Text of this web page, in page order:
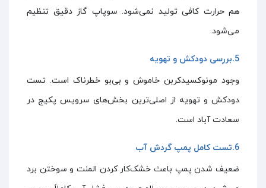
هم حرارت کافی تولید نمی‌شود. سوپاپ گاز دقیق تنظیم
می‌شود.
5.بررسی دودکش و تهویه
وجود مونوکسیدکربن خاموش و بی‌بو خطرناک است. تست
دودکش و تهویه از اصلی‌ترین بخش‌های سرویس پکیج در
سعادت آباد است.
6.تست کامل پمپ گردش آب
ضعیف شدن پمپ باعث خشک‌کار کردن المنت و سوختن برد